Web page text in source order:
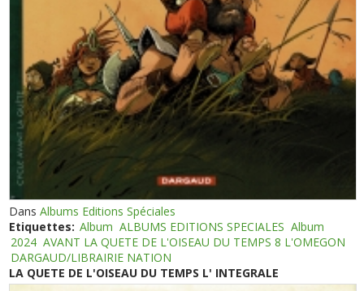
DansAlbums Editions Spéciales
Etiquettes: Album ALBUMS EDITIONS SPECIALES Album
2024 AVANT LA QUETE DE L'OISEAU DU TEMPS 8 L'OMEGON
DARGAUD/LIBRAIRIE NATION
LA QUETE DE L'OISEAU DU TEMPS L' INTEGRALE